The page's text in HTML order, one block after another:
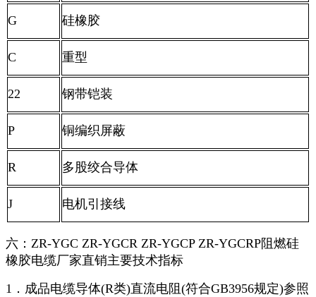
G 硅橡胶
C 重型
22 钢带铠装
P 铜编织屏蔽
R 多股绞合导体
J 电机引接线
六：ZR-YGC ZR-YGCR ZR-YGCP ZR-YGCRP阻燃硅
橡胶电缆厂家直销主要技术指标
1．成品电缆导体(R类)直流电阻(符合GB3956规定)参照